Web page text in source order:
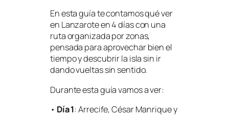
En esta guía te contamos qué ver
en Lanzarote en 4 días con una
ruta organizada por zonas,
pensada para aprovechar bien el
tiempo y descubrir la isla sin ir
dando vueltas sin sentido.
Durante esta guía vamos a ver:
• Día 1: Arrecife, César Manrique y